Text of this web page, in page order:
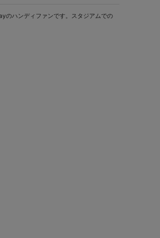
のハンディファンです。スタジアムでの